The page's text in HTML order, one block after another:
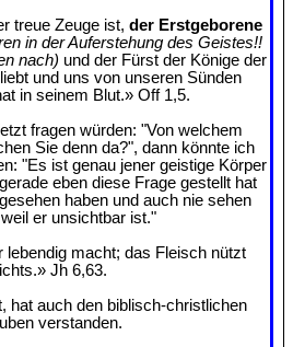
treue Zeuge ist, der Erstgeborene
in der Auferstehung des Geistes!!
nach) und der Fürst der Könige der
und uns von unseren Sünden
in seinem Blut.» Off 1,5.
fragen würden: "Von welchem
Sie denn da?", dann könnte ich
"Es ist genau jener geistige Körper
eben diese Frage gestellt hat
haben und auch nie sehen
er unsichtbar ist."
lebendig macht; das Fleisch nützt
Jh 6,63.
hat auch den biblisch-christlichen
verstanden.